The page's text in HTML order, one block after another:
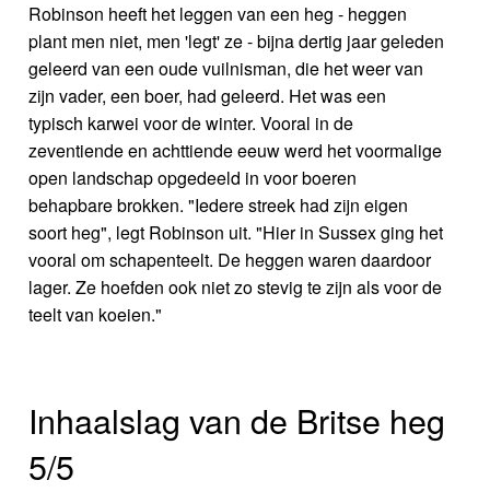
Robinson heeft het leggen van een heg - heggen
plant men niet, men 'legt' ze - bijna dertig jaar geleden
geleerd van een oude vuilnisman, die het weer van
zijn vader, een boer, had geleerd. Het was een
typisch karwei voor de winter. Vooral in de
zeventiende en achttiende eeuw werd het voormalige
open landschap opgedeeld in voor boeren
behapbare brokken. "Iedere streek had zijn eigen
soort heg", legt Robinson uit. "Hier in Sussex ging het
vooral om schapenteelt. De heggen waren daardoor
lager. Ze hoefden ook niet zo stevig te zijn als voor de
teelt van koeien."
Inhaalslag van de Britse heg
5/5